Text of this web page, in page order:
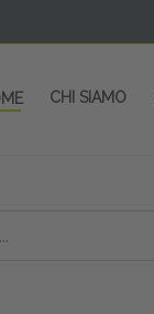
CHI SIAMO